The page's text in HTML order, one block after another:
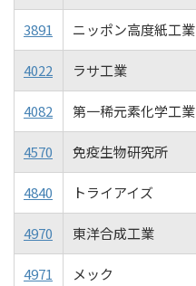
3891 ニッポン高度紙工業
4022 ラサ工業
4082 第一稀元素化学工業
4570 免疫生物研究所
4840 トライアイズ
4970 東洋合成工業
4971 メック